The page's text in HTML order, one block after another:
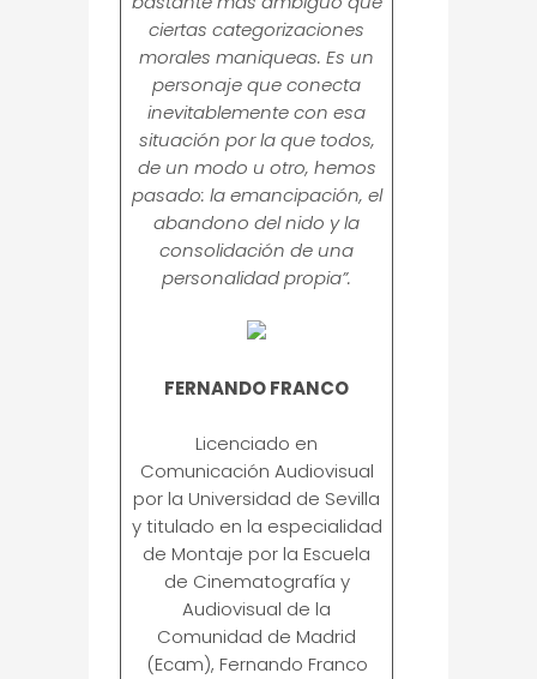
ciertas categorizaciones
morales maniqueas. Es un
personaje que conecta
inevitablemente con esa
situación por la que todos,
de un modo u otro, hemos
pasado: la emancipación, el
abandono del nido y la
consolidación de una
personalidad propia”.
FERNANDO FRANCO
Licenciado en
Comunicación Audiovisual
por la Universidad de Sevilla
y titulado en la especialidad
de Montaje por la Escuela
de Cinematografía y
Audiovisual de la
Comunidad de Madrid
(Ecam), Fernando Franco